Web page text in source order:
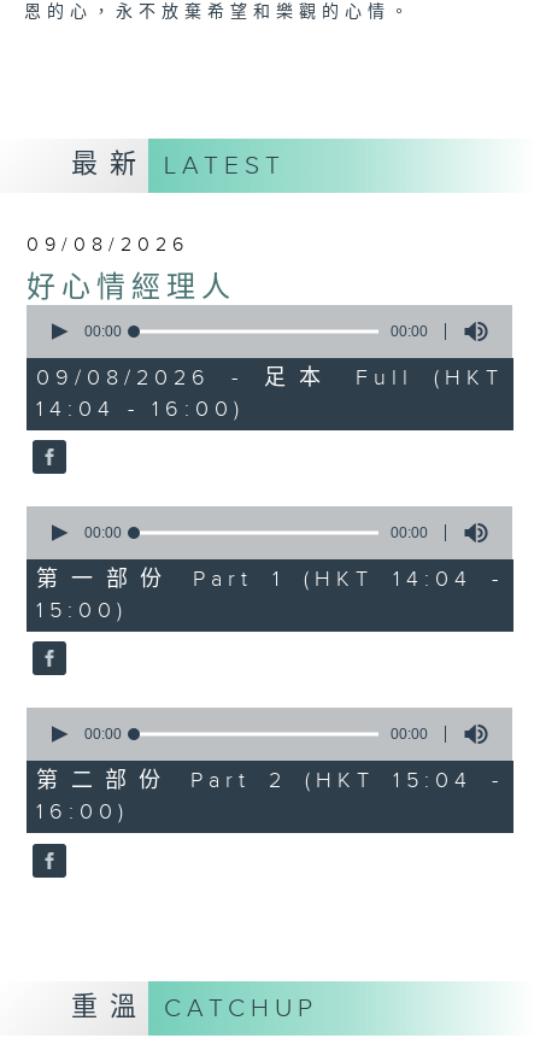
恩的心，永不放棄希望和樂觀的心情。
最新 LATEST
09/08/2026
好心情經理人
seconds
0
seconds
00:00 00:00
09/08/2026 - 足本 Full (HKT
14:04 - 16:00)
seconds
0
seconds
00:00 00:00
第一部份 Part 1 (HKT 14:04 -
15:00)
seconds
0
seconds
00:00 00:00
第二部份 Part 2 (HKT 15:04 -
16:00)
重溫 CATCHUP